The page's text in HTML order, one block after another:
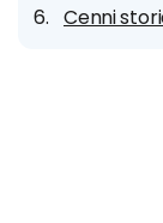
Cenni